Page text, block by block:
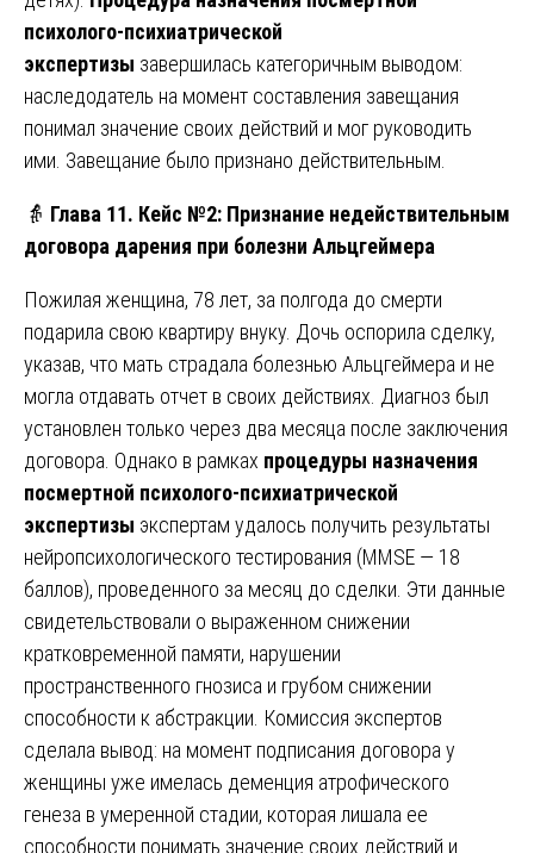
психолого-психиатрической
экспертизы завершилась категоричным выводом:
наследодатель на момент составления завещания
понимал значение своих действий и мог руководить
ими. Завещание было признано действительным.
👵 Глава 11. Кейс №2: Признание недействительным
договора дарения при болезни Альцгеймера
Пожилая женщина, 78 лет, за полгода до смерти
подарила свою квартиру внуку. Дочь оспорила сделку,
указав, что мать страдала болезнью Альцгеймера и не
могла отдавать отчет в своих действиях. Диагноз был
установлен только через два месяца после заключения
договора. Однако в рамках процедуры назначения
посмертной психолого-психиатрической
экспертизы экспертам удалось получить результаты
нейропсихологического тестирования (MMSE — 18
баллов), проведенного за месяц до сделки. Эти данные
свидетельствовали о выраженном снижении
кратковременной памяти, нарушении
пространственного гнозиса и грубом снижении
способности к абстракции. Комиссия экспертов
сделала вывод: на момент подписания договора у
женщины уже имелась деменция атрофического
генеза в умеренной стадии, которая лишала ее
способности понимать значение своих действий и